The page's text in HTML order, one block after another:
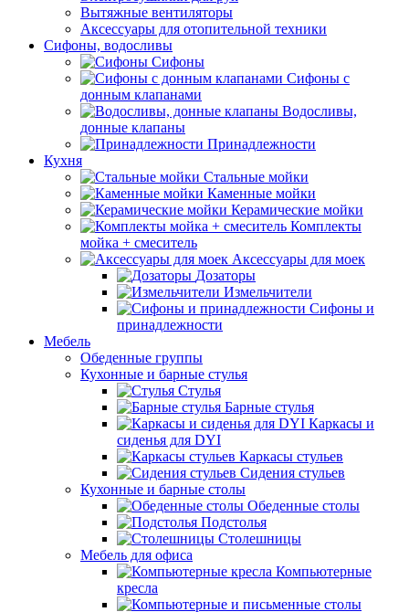
Вытяжные вентиляторы
Аксессуары для отопительной техники
Сифоны, водосливы
Сифоны
Сифоны с
донным клапанами
Водосливы,
донные клапаны
Принадлежности
Кухня
Стальные мойки
Каменные мойки
Керамические мойки
Комплекты
мойка + смеситель
Аксессуары для моек
Дозаторы
Измельчители
Сифоны и
принадлежности
Мебель
Обеденные группы
Кухонные и барные стулья
Стулья
Барные стулья
Каркасы и
сиденья для DYI
Каркасы стульев
Сидения стульев
Кухонные и барные столы
Обеденные столы
Подстолья
Столешницы
Мебель для офиса
Компьютерные
кресла